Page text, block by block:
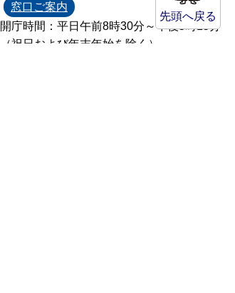
先頭へ戻る
窓口ご案内
開庁時間：平日午前8時30分～午後5時15分
（祝日および年末年始を除く）